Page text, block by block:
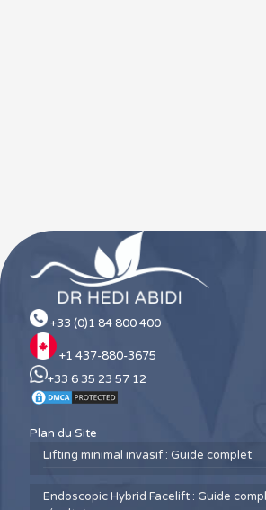
+33 (0)1 84 800 400
+1 437-880-3675
+33 6 35 23 57 12
Plan du Site
Lifting minimal invasif : Guide complet
Endoscopic Hybrid Facelift : Guide